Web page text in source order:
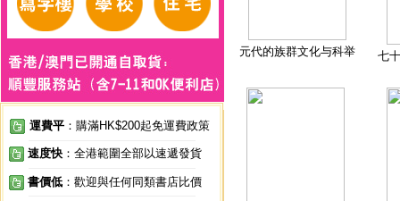
運費平 ：購滿HK$200起免運費政策
速度快 ：全港範圍全部以速遞發貨
書價低 ：歡迎與任何同類書店比價
元代的族群文化与科举 七